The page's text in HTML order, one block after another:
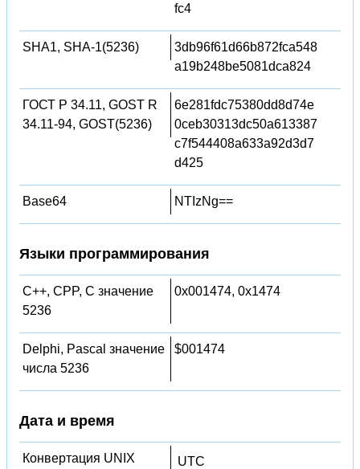
fc4
SHA1, SHA-1(5236)
3db96f61d66b872fca548
a19b248be5081dca824
ГОСТ Р 34.11, GOST R
34.11-94, GOST(5236)
6e281fdc75380dd8d74e
0ceb30313dc50a613387
c7f544408a633a92d3d7
d425
Base64 NTIzNg==
Языки программирования
C++, CPP, C значение
5236
0x001474, 0x1474
Delphi, Pascal значение
числа 5236
$001474
Дата и время
Конвертация UNIX
UTC